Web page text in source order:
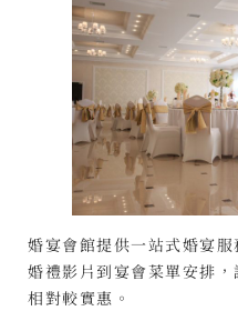
婚宴會館提供一站式婚宴服
婚禮影片到宴會菜單安排
相對較實惠。